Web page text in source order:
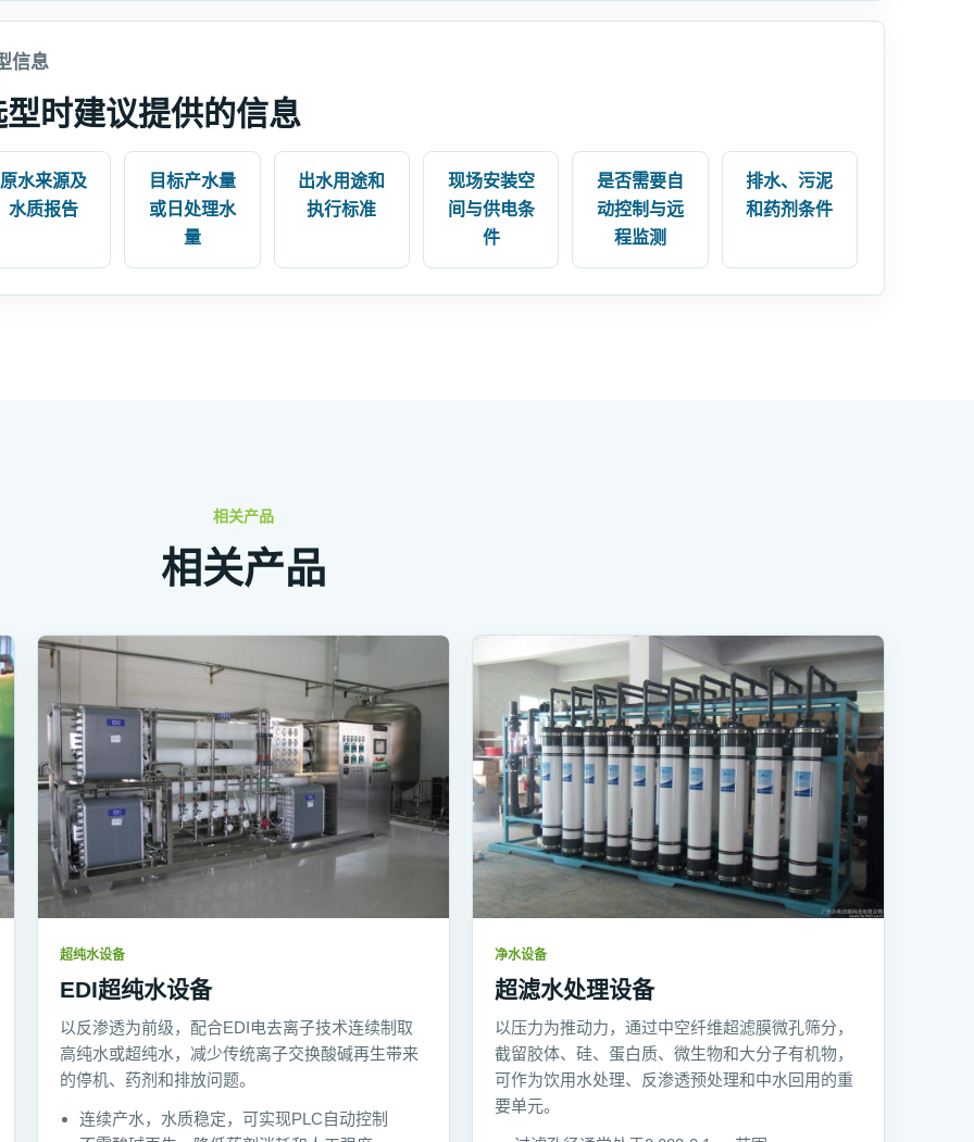
信息
型时建议提供的信息
原水来源及
水质报告
目标产水量
或日处理水
量
出水用途和
执行标准
现场安装空
间与供电条
件
是否需要自
动控制与远
程监测
排水、污泥
和药剂条件
相关产品
相关产品
超纯水设备
EDI超纯水设备
以反渗透为前级，配合EDI电去离子技术连续制取
高纯水或超纯水，减少传统离子交换酸碱再生带来
的停机、药剂和排放问题。
连续产水，水质稳定，可实现PLC自动控制
净水设备
超滤水处理设备
以压力为推动力，通过中空纤维超滤膜微孔筛分，
截留胶体、硅、蛋白质、微生物和大分子有机物，
可作为饮用水处理、反渗透预处理和中水回用的重
要单元。